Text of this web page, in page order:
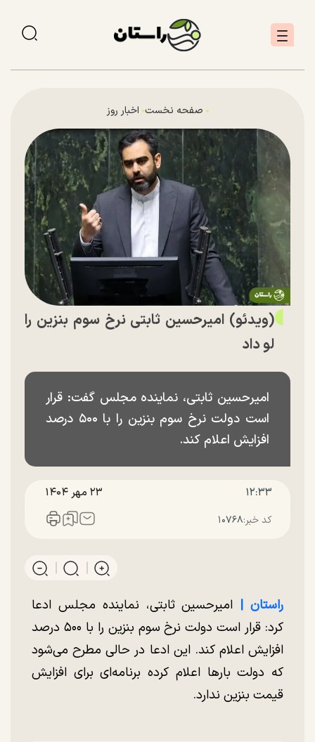
صفحه نخست اخبار روز
(ویدئو) امیرحسین ثابتی نرخ سوم بنزین را
لو داد
امیرحسین ثابتی، نماینده مجلس گفت:‌ قرار
است دولت نرخ سوم بنزین را با ۵۰۰ درصد
افزایش اعلام کند.
۱۲:۳۳ ۲۳ مهر ۱۴۰۴
کد خبر:۱۰۷۶۸
راستان | امیرحسین ثابتی، نماینده مجلس ادعا
کرد:‌ قرار است دولت نرخ سوم بنزین را با ۵۰۰ درصد
افزایش اعلام کند. این ادعا در حالی مطرح می‌شود
که دولت بارها اعلام کرده برنامه‌ای برای افزایش
قیمت بنزین ندارد.